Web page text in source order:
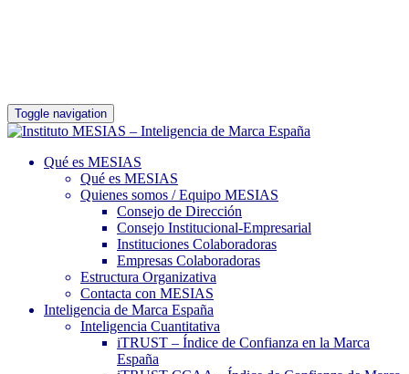
Toggle navigation
Qué es MESIAS
Qué es MESIAS
Quienes somos / Equipo MESIAS
Consejo de Dirección
Consejo Institucional-Empresarial
Instituciones Colaboradoras
Empresas Colaboradoras
Estructura Organizativa
Contacta con MESIAS
Inteligencia de Marca España
Inteligencia Cuantitativa
iTRUST – Índice de Confianza en la Marca
España